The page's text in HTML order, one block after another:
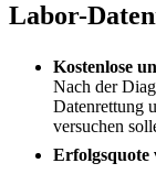
Labor-
Kostenlose
Nach der
Datenrettung
versuchen
Erfolgsquote